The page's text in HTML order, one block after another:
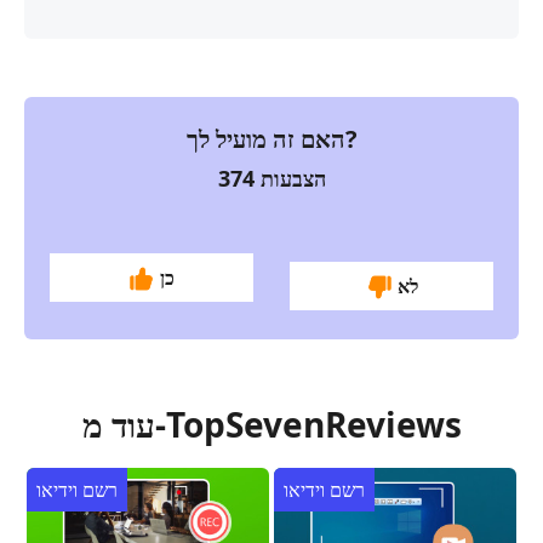
האם זה מועיל לך?
374 הצבעות
כן לא
עוד מ-TopSevenReviews
רשם וידיאו רשם וידיאו